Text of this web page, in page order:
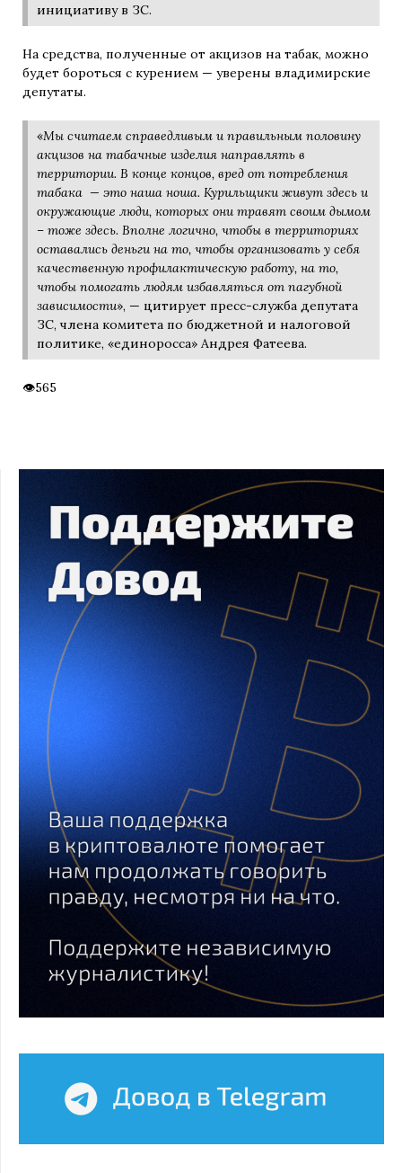
инициативу в ЗС.
На средства, полученные от акцизов на табак, можно
будет бороться с курением — уверены владимирские
депутаты.
«Мы считаем справедливым и правильным половину
акцизов на табачные изделия направлять в
территории. В конце концов, вред от потребления
табака — это наша ноша. Курильщики живут здесь и
окружающие люди, которых они травят своим дымом
– тоже здесь. Вполне логично, чтобы в территориях
оставались деньги на то, чтобы организовать у себя
качественную профилактическую работу, на то,
чтобы помогать людям избавляться от пагубной
зависимости», — цитирует пресс-служба депутата
ЗС, члена комитета по бюджетной и налоговой
политике, «единоросса» Андрея Фатеева.
565